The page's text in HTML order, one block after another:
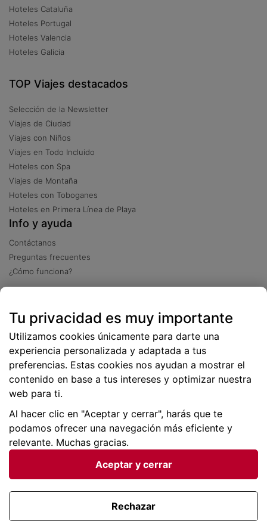
Hoteles Cataluña
Hoteles Portugal
Hoteles Valencia
Hoteles Galicia
TOP Viajes destacados
Selección de la Newsletter
Viajes de Ciudad
Viajes con Niños
Viajes en Todo Incluido
Hoteles con Spa
Viajes de Montaña
Hoteles con Toboganes
Hoteles en Primera Línea de Playa
Info y ayuda
Contáctanos
Preguntas frecuentes
¿Cómo funciona?
Más de 2 millones de descargas
Condiciones generales |Privacidad de datos | Política
Viajes para ti SLU Copyright © BuscoUnChollo.com
Tu privacidad es muy importante
Utilizamos cookies únicamente para darte una
experiencia personalizada y adaptada a tus
preferencias. Estas cookies nos ayudan a mostrar el
contenido en base a tus intereses y optimizar nuestra
web para ti.
Al hacer clic en "Aceptar y cerrar", harás que te
podamos ofrecer una navegación más eficiente y
relevante. Muchas gracias.
Aceptar y cerrar
Rechazar